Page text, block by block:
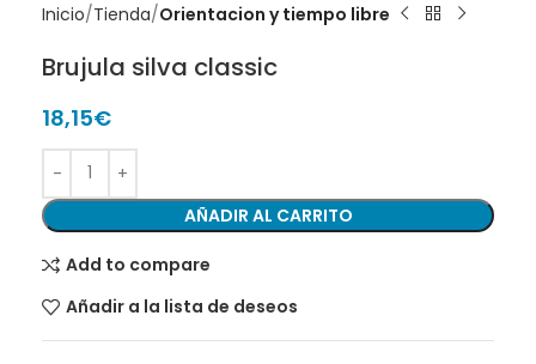
Inicio Tienda Orientacion y tiempo libre
Brujula silva classic
18,15€
AÑADIR AL CARRITO
Add to compare
Añadir a la lista de deseos